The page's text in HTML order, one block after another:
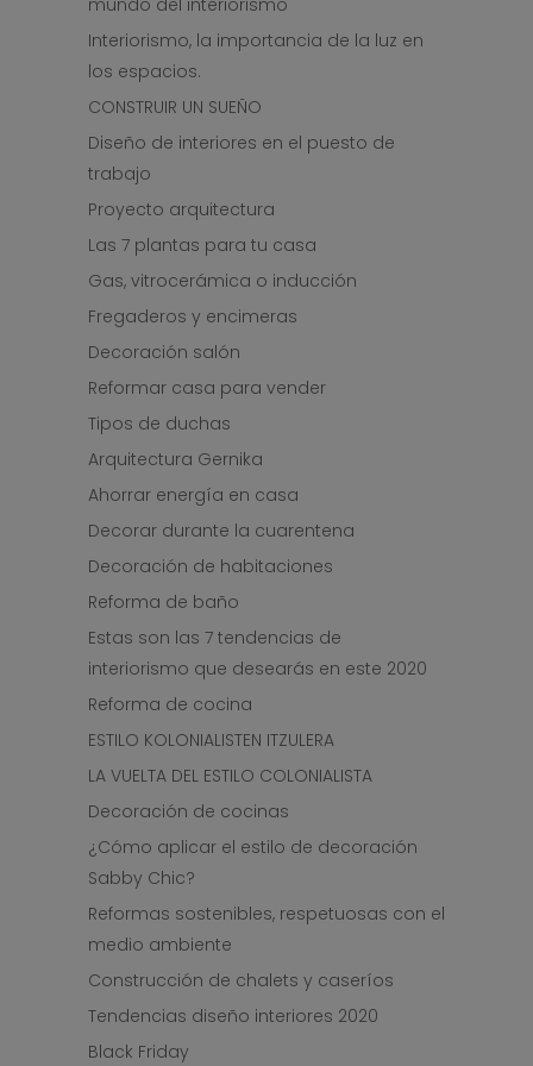
mundo del interiorismo
Interiorismo, la importancia de la luz en
los espacios.
CONSTRUIR UN SUEÑO
Diseño de interiores en el puesto de
trabajo
Proyecto arquitectura
Las 7 plantas para tu casa
Gas, vitrocerámica o inducción
Fregaderos y encimeras
Decoración salón
Reformar casa para vender
Tipos de duchas
Arquitectura Gernika
Ahorrar energía en casa
Decorar durante la cuarentena
Decoración de habitaciones
Reforma de baño
Estas son las 7 tendencias de
interiorismo que desearás en este 2020
Reforma de cocina
ESTILO KOLONIALISTEN ITZULERA
LA VUELTA DEL ESTILO COLONIALISTA
Decoración de cocinas
¿Cómo aplicar el estilo de decoración
Sabby Chic?
Reformas sostenibles, respetuosas con el
medio ambiente
Construcción de chalets y caseríos
Tendencias diseño interiores 2020
Black Friday